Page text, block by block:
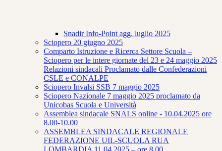
Snadir Info-Point agg. luglio 2025
Sciopero 20 giugno 2025
Comparto Istruzione e Ricerca Settore Scuola –
Sciopero per le intere giornate del 23 e 24 maggio 2025
Relazioni sindacali Proclamato dalle Confederazioni
CSLE e CONALPE
Sciopero Invalsi SSB 7 maggio 2025
Sciopero Nazionale 7 maggio 2025 proclamato da
Unicobas Scuola e Università
Assemblea sindacale SNALS online - 10.04.2025 ore
8.00-10.00
ASSEMBLEA SINDACALE REGIONALE
FEDERAZIONE UIL-SCUOLA RUA